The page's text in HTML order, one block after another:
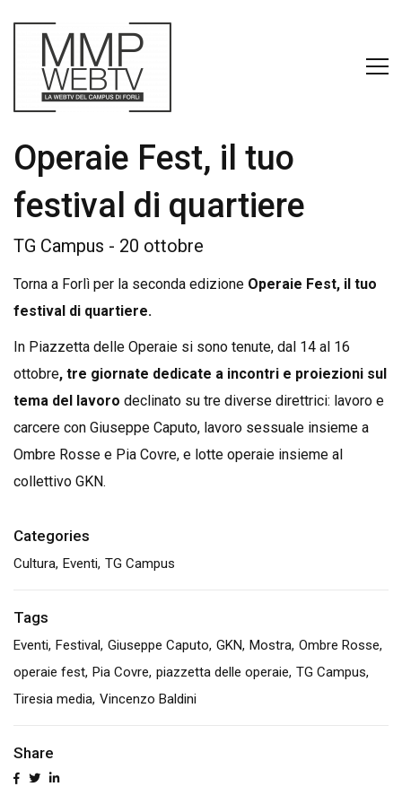
Operaie Fest, il tuo
festival di quartiere
TG Campus - 20 ottobre
Torna a Forlì per la seconda edizione Operaie Fest, il tuo
festival di quartiere.
In Piazzetta delle Operaie si sono tenute, dal 14 al 16
ottobre, tre giornate dedicate a incontri e proiezioni sul
tema del lavoro declinato su tre diverse direttrici: lavoro e
carcere con Giuseppe Caputo, lavoro sessuale insieme a
Ombre Rosse e Pia Covre, e lotte operaie insieme al
collettivo GKN.
Categories
Cultura Eventi TG Campus
Tags
Eventi Festival Giuseppe Caputo GKN Mostra Ombre Rosse
operaie fest Pia Covre piazzetta delle operaie TG Campus
Tiresia media Vincenzo Baldini
Share